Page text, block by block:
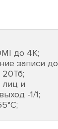
до 4К;
записи до
лиц и
-1/1;